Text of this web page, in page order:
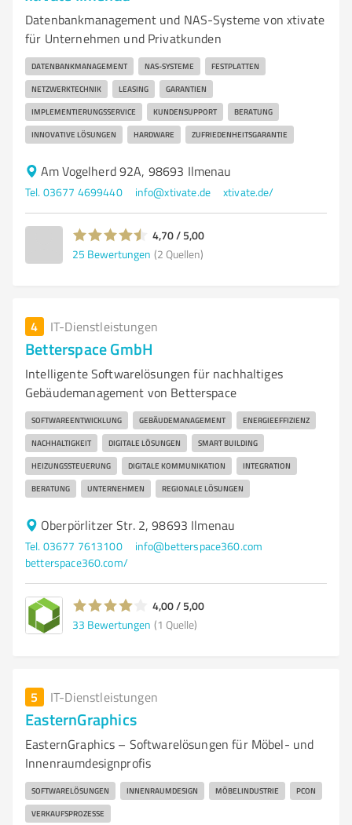
Datenbankmanagement und NAS-Systeme von xtivate
für Unternehmen und Privatkunden
DATENBANKMANAGEMENT NAS-SYSTEME FESTPLATTEN
NETZWERKTECHNIK LEASING GARANTIEN
IMPLEMENTIERUNGSSERVICE KUNDENSUPPORT BERATUNG
INNOVATIVE LÖSUNGEN HARDWARE ZUFRIEDENHEITSGARANTIE
Am Vogelherd 92A, 98693 Ilmenau
Tel. 03677 4699440 info@xtivate.de xtivate.de/
4,70 / 5,00
25 Bewertungen (2 Quellen)
4 IT-Dienstleistungen
Betterspace GmbH
Intelligente Softwarelösungen für nachhaltiges
Gebäudemanagement von Betterspace
SOFTWAREENTWICKLUNG GEBÄUDEMANAGEMENT ENERGIEEFFIZIENZ
NACHHALTIGKEIT DIGITALE LÖSUNGEN SMART BUILDING
HEIZUNGSSTEUERUNG DIGITALE KOMMUNIKATION INTEGRATION
BERATUNG UNTERNEHMEN REGIONALE LÖSUNGEN
Oberpörlitzer Str. 2, 98693 Ilmenau
Tel. 03677 7613100
info@betterspace360.com
betterspace360.com/
4,00 / 5,00
33 Bewertungen (1 Quelle)
5 IT-Dienstleistungen
EasternGraphics
EasternGraphics – Softwarelösungen für Möbel- und
Innenraumdesignprofis
SOFTWARELÖSUNGEN INNENRAUMDESIGN MÖBELINDUSTRIE PCON
VERKAUFSPROZESSE